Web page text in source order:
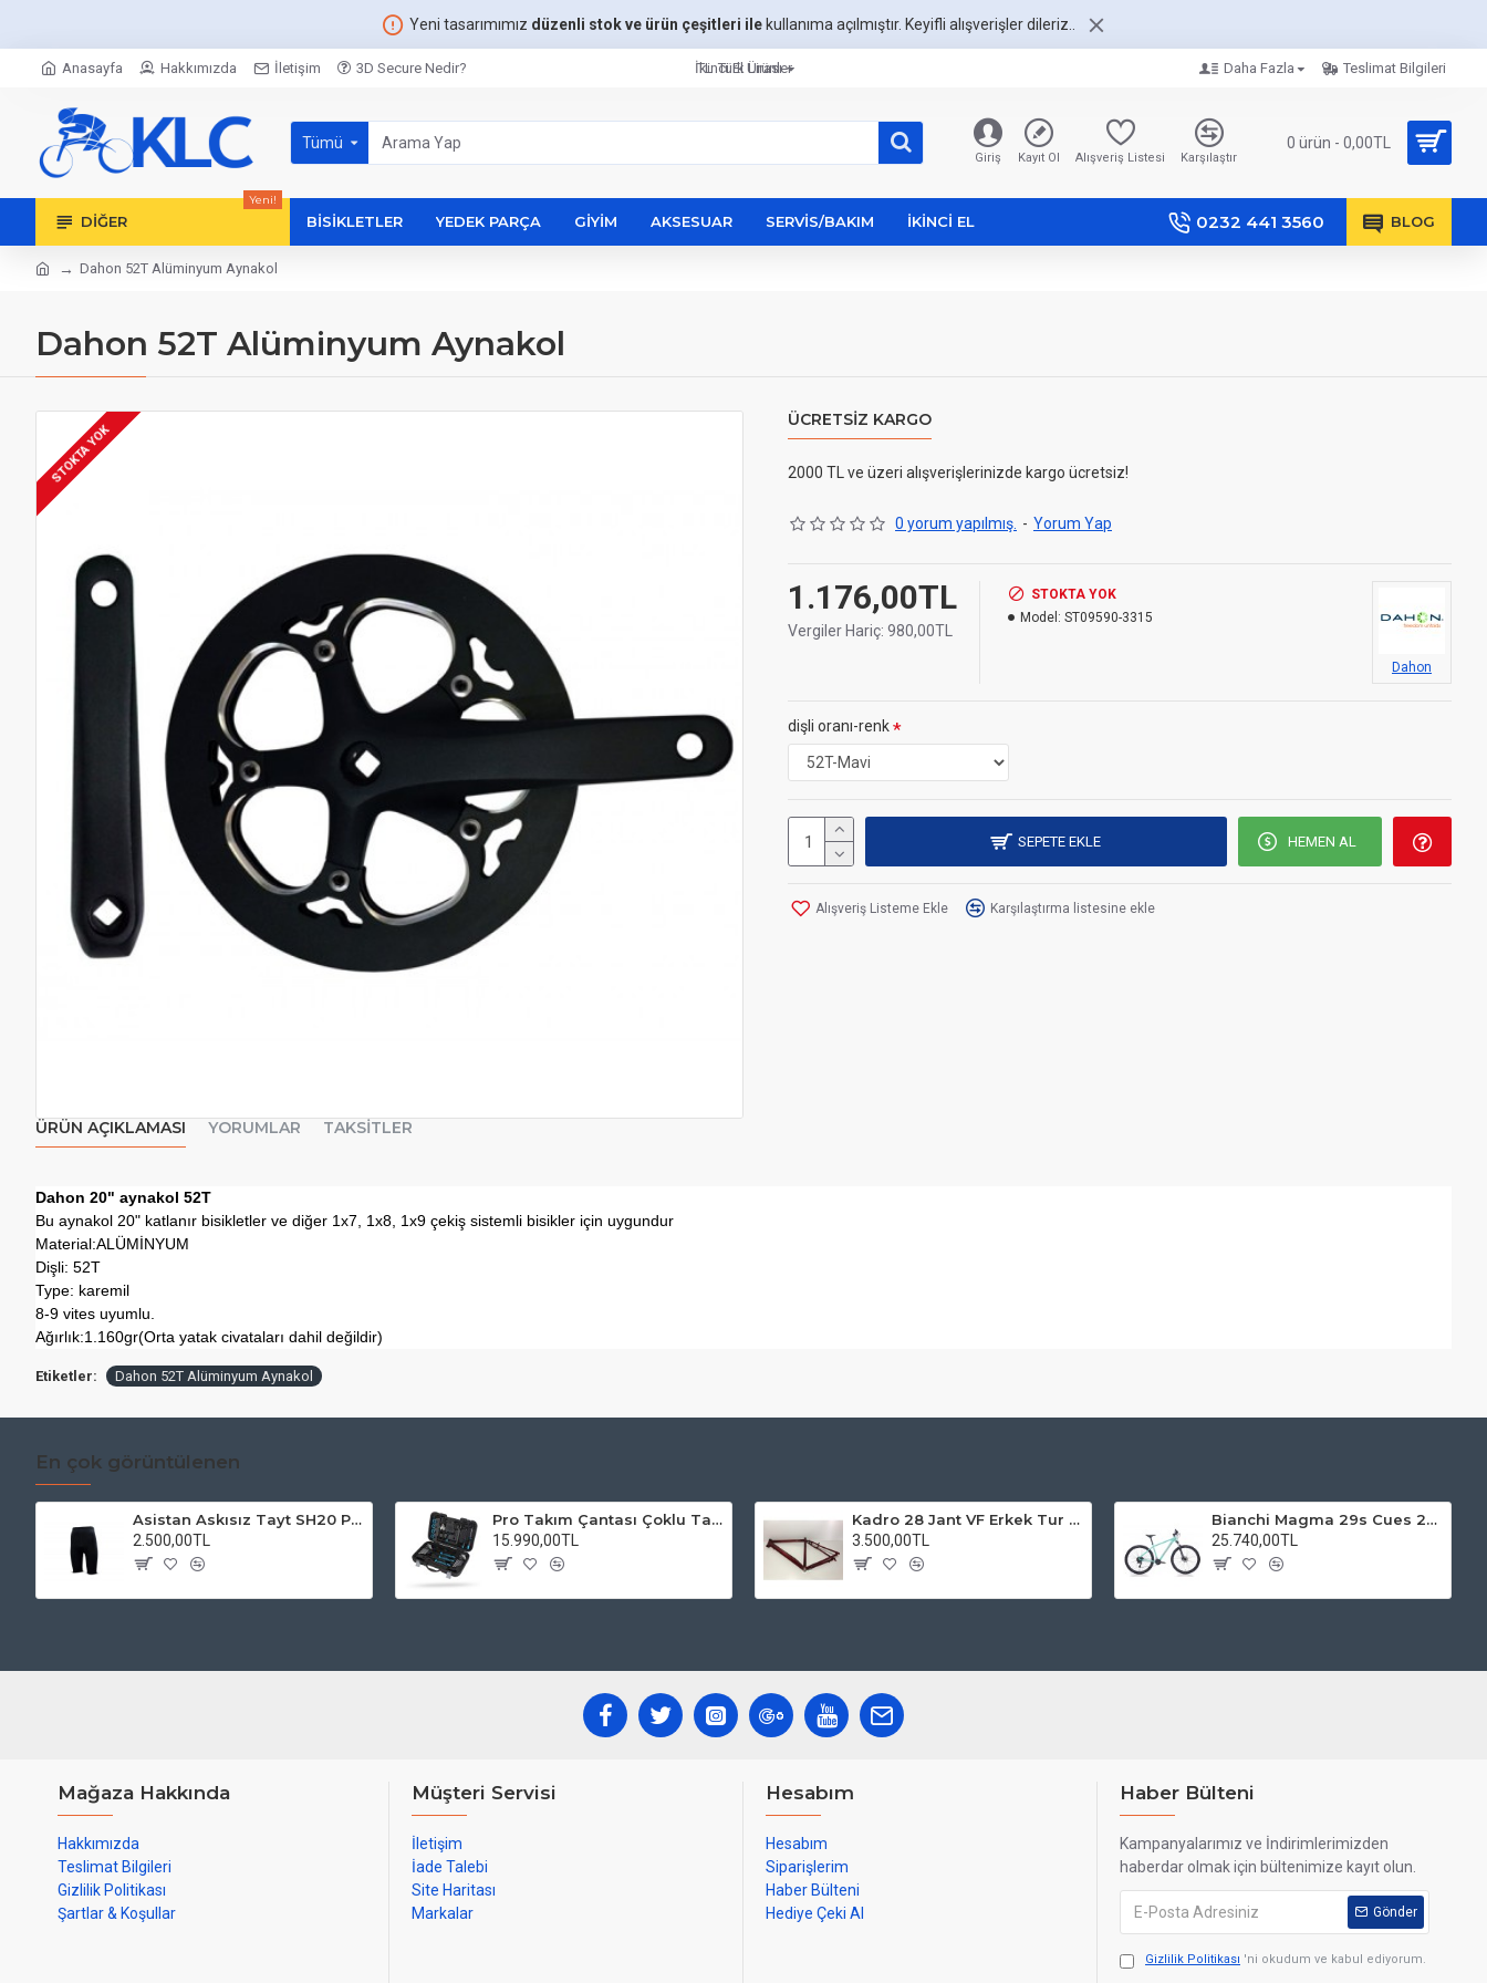
Yeni tasarımımız düzenli stok ve ürün çeşitleri ilekullanıma açılmıştır. Keyifli alışverişler dileriz..
Anasayfa Hakkımızda İletişim 3D Secure Nedir? İkinci El Ürünler
TL Türk Lirası Daha Fazla Teslimat Bilgileri
Tümü
Giriş Kayıt Ol Alışveriş Listesi Karşılaştır
0 ürün - 0,00TL
DIĞER
Yeni!
BISIKLETLER YEDEK PARÇA GIYIM AKSESUAR SERVIS/BAKIM İKINCI EL 0232 441 3560 BLOG
Dahon 52T Alüminyum Aynakol
Dahon 52T Alüminyum Aynakol
STOKTA YOK
ÜCRETSIZ KARGO
2000 TL ve üzeri alışverişlerinizde kargo ücretsiz!
0 yorum yapılmış. - Yorum Yap
1.176,00TL
Vergiler Hariç: 980,00TL
STOKTA YOK
Model: ST09590-3315
Dahon
dişli oranı-renk
SEPETE EKLE HEMEN AL
Alışveriş Listeme Ekle Karşılaştırma listesine ekle
ÜRÜN AÇIKLAMASI YORUMLAR TAKSITLER
Dahon 20" aynakol 52T
Bu aynakol 20" katlanır bisikletler ve diğer 1x7, 1x8, 1x9 çekiş sistemli bisikler için uygundur
Material:ALÜMİNYUM
Dişli: 52T
Type: karemil
8-9 vites uyumlu.
Ağırlık:1.160gr(Orta yatak civataları dahil değildir)
Etiketler: Dahon 52T Alüminyum Aynakol
En çok görüntülenen
Asistan Askısız Tayt SH20 Pedli Siyah
2.500,00TL
Pro Takım Çantası Çoklu Tamir Seti
15.990,00TL
Kadro 28 Jant VF Erkek Tur Şehir Bisiklet Uyumlu
3.500,00TL
Bianchi Magma 29s Cues 2x9s Dağ Bisikleti
25.740,00TL
Mağaza Hakkında
Hakkımızda
Teslimat Bilgileri
Gizlilik Politikası
Şartlar & Koşullar
Müşteri Servisi
İletişim
İade Talebi
Site Haritası
Markalar
Hesabım
Hesabım
Siparişlerim
Haber Bülteni
Hediye Çeki Al
Haber Bülteni
Kampanyalarımız ve İndirimlerimizden
haberdar olmak için bültenimize kayıt olun.
Gönder
Gizlilik Politikası 'ni okudum ve kabul ediyorum.